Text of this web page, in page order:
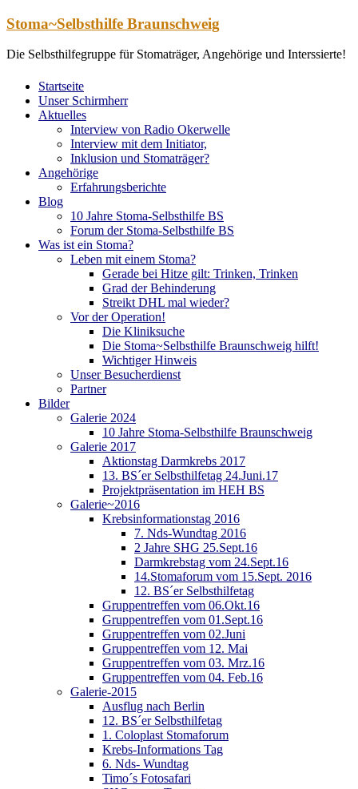
Zum
springen
Stoma~Selbsthilfe Braunschweig
Die Selbsthilfegruppe für Stomaträger, Angehörige und Interssierte!
Startseite
Unser Schirmherr
Aktuelles
Interview von Radio Okerwelle
Interview mit dem Initiator,
Inklusion und Stomaträger?
Angehörige
Erfahrungsberichte
Blog
10 Jahre Stoma-Selbsthilfe BS
Forum der Stoma-Selbsthilfe BS
Was ist ein Stoma?
Leben mit einem Stoma?
Gerade bei Hitze gilt: Trinken, Trinken
Grad der Behinderung
Streikt DHL mal wieder?
Vor der Operation!
Die Kliniksuche
Die Stoma~Selbsthilfe Braunschweig hilft!
Wichtiger Hinweis
Unser Besucherdienst
Partner
Bilder
Galerie 2024
10 Jahre Stoma-Selbsthilfe Braunschweig
Galerie 2017
Aktionstag Darmkrebs 2017
13. BS´er Selbsthilfetag 24.Juni.17
Projektpräsentation im HEH BS
Galerie~2016
Krebsinformationstag 2016
7. Nds-Wundtag 2016
2 Jahre SHG 25.Sept.16
Darmkrebstag vom 24.Sept.16
14.Stomaforum vom 15.Sept. 2016
12. BS´er Selbsthilfetag
Gruppentreffen vom 06.Okt.16
Gruppentreffen vom 01.Sept.16
Gruppentreffen vom 02.Juni
Gruppentreffen vom 12. Mai
Gruppentreffen vom 03. Mrz.16
Gruppentreffen vom 04. Feb.16
Galerie-2015
Ausflug nach Berlin
12. BS´er Selbsthilfetag
1. Coloplast Stomaforum
Krebs-Informations Tag
6. Nds- Wundtag
Timo´s Fotosafari